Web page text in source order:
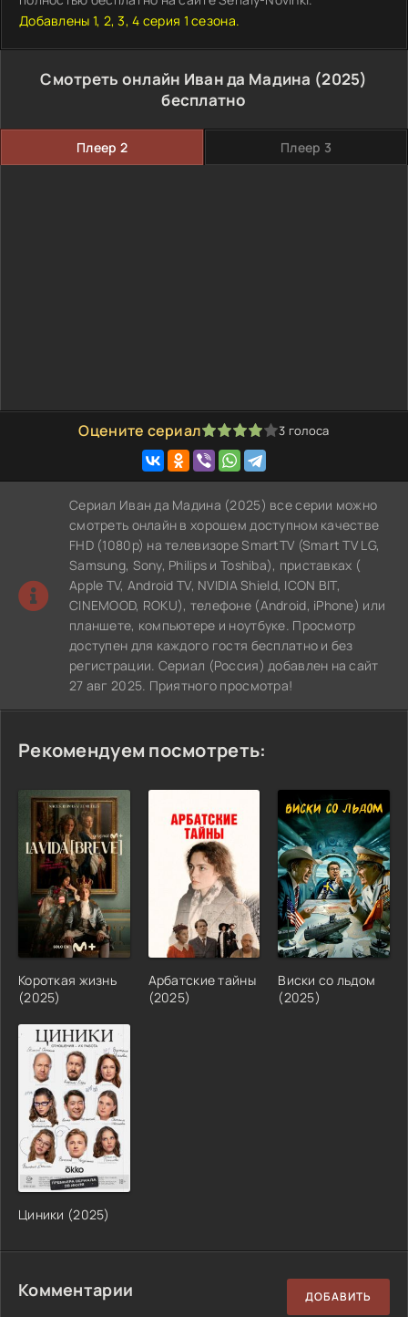
Добавлены 1, 2, 3, 4 серия 1 сезона.
Смотреть онлайн Иван да Мадина (2025)
бесплатно
Плеер 2 Плеер 3
Оцените сериал
1 2 3 4 5 3 голоса
Сериал Иван да Мадина (2025) все серии можно
смотреть онлайн в хорошем доступном качестве
FHD (1080p) на телевизоре SmartTV (Smart TV LG,
Samsung, Sony, Philips и Toshiba), приставках (
Apple TV, Android TV, NVIDIA Shield, ICON BIT,
CINEMOOD, ROKU), телефоне (Android, iPhone) или
планшете, компьютере и ноутбуке. Просмотр
доступен для каждого гостя бесплатно и без
регистрации. Сериал (Россия) добавлен на сайт
27 авг 2025. Приятного просмотра!
Рекомендуем посмотреть:
Короткая жизнь
(2025)
Арбатские тайны
(2025)
Виски со льдом
(2025)
Циники (2025)
Комментарии ДОБАВИТЬ